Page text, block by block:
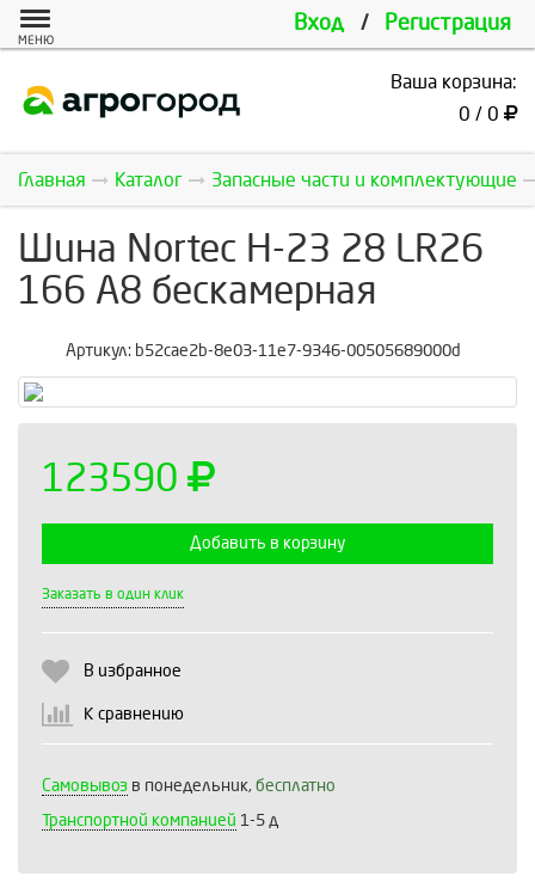
Вход / Регистрация
МЕНЮ
Ваша корзина:
0 / 0
Главная Каталог Запасные части и комплектующие
Шина Nortec H-23 28 LR26
166 A8 бескамерная
Артикул: b52cae2b-8e03-11e7-9346-00505689000d
123590
Добавить в корзину
Заказать в один клик
В избранное
К сравнению
Самовывоз в понедельник, бесплатно
Транспортной компанией 1-5 д